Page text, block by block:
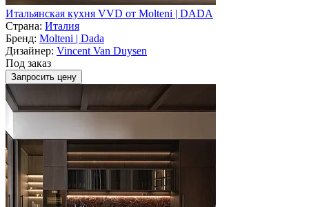
Итальянская кухня VVD от Molteni | DADA
Страна: Италия
Бренд: Molteni | Dada
Дизайнер: Vincent Van Duysen
Под заказ
Запросить цену